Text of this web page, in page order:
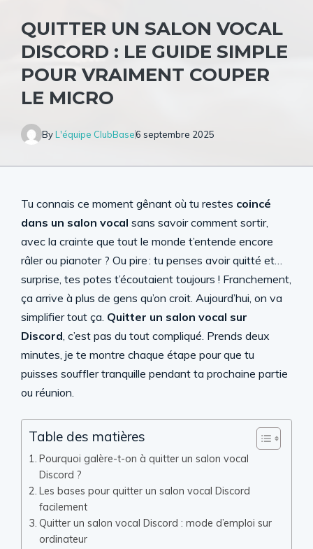
QUITTER UN SALON VOCAL
DISCORD : LE GUIDE SIMPLE
POUR VRAIMENT COUPER
LE MICRO
ByL'équipe ClubBase6 septembre 2025
Tu connais ce moment gênant où tu restes coincé
dans un salon vocal sans savoir comment sortir,
avec la crainte que tout le monde t’entende encore
râler ou pianoter ? Ou pire : tu penses avoir quitté et…
surprise, tes potes t’écoutaient toujours ! Franchement,
ça arrive à plus de gens qu’on croit. Aujourd’hui, on va
simplifier tout ça. Quitter un salon vocal sur
Discord, c’est pas du tout compliqué. Prends deux
minutes, je te montre chaque étape pour que tu
puisses souffler tranquille pendant ta prochaine partie
ou réunion.
Table des matières
Pourquoi galère-t-on à quitter un salon vocal
Discord ?
Les bases pour quitter un salon vocal Discord
facilement
Quitter un salon vocal Discord : mode d’emploi sur
ordinateur